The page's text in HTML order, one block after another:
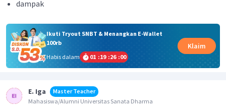
dampak
Ikuti Tryout SNBT & Menangkan E-Wallet
100rb
Habis dalam
01 :19 :26 :00
Klaim
E. Iga
Master Teacher
Mahasiswa/Alumni Universitas Sanata Dharma